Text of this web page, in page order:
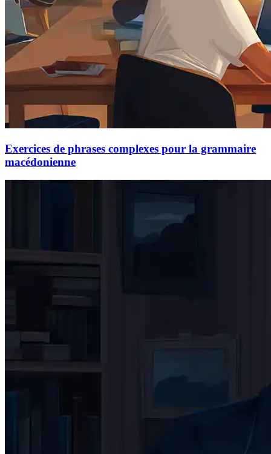
Exercices de phrases complexes pour la grammaire
macédonienne